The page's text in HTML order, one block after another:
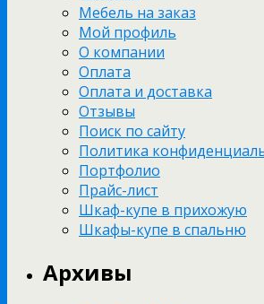
Мебель на заказ
Мой профиль
О компании
Оплата
Оплата и доставка
Отзывы
Поиск по сайту
Политика
Портфолио
Прайс-лист
Шкаф-купе в прихожую
Шкафы-купе в спальню
Архивы